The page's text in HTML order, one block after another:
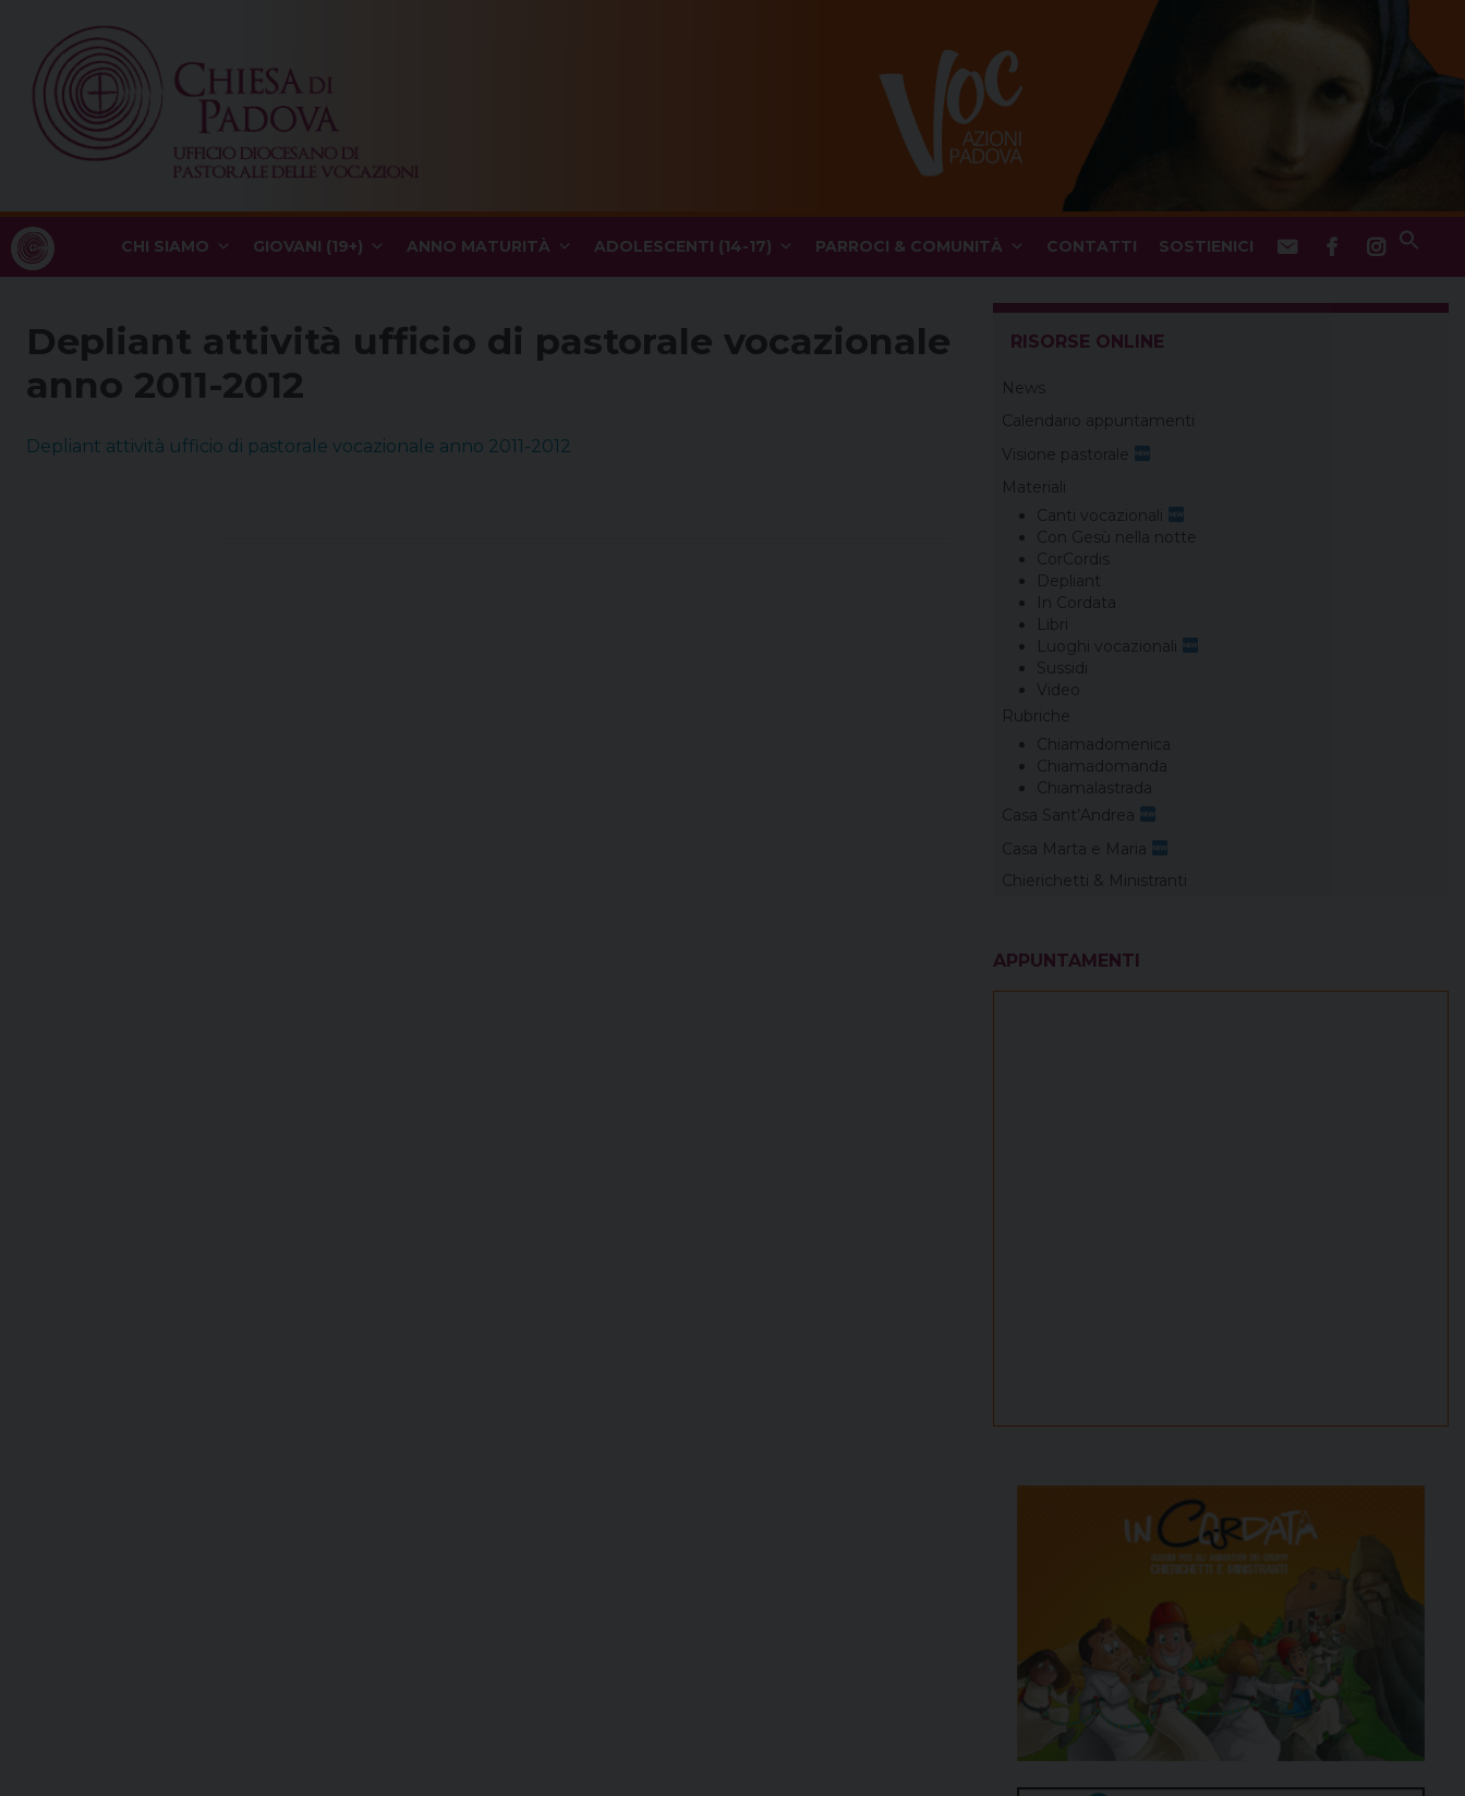
content
CHI SIAMO GIOVANI (19+) ANNO MATURITÀ ADOLESCENTI (14-17) PARROCI & COMUNITÀ CONTATTI SOSTIENICI
Depliant attività ufficio di pastorale vocazionale
anno 2011-2012
Depliant attività ufficio di pastorale vocazionale anno 2011-2012
RISORSE ONLINE
News
Calendario appuntamenti
Visione pastorale
Materiali
Canti vocazionali
Con Gesù nella notte
CorCordis
Depliant
In Cordata
Libri
Luoghi vocazionali
Sussidi
Video
Rubriche
Chiamadomenica
Chiamadomanda
Chiamalastrada
Casa Sant’Andrea
Casa Marta e Maria
Chierichetti & Ministranti
APPUNTAMENTI